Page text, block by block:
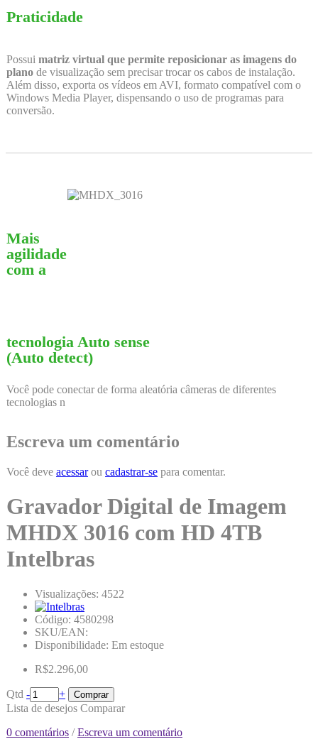
Praticidade
Possui matriz virtual que permite reposicionar as imagens do
plano de visualização sem precisar trocar os cabos de instalação.
Além disso, exporta os vídeos em AVI, formato compatível com o
Windows Media Player, dispensando o uso de programas para
conversão.
Mais
agilidade
com a
tecnologia Auto sense
(Auto detect)
Você pode conectar de forma aleatória câmeras de diferentes
tecnologias n
Escreva um comentário
Você deve acessarou cadastrar-se para comentar.
Gravador Digital de Imagem
MHDX 3016 com HD 4TB
Intelbras
Visualizações: 4522
Código: 4580298
SKU/EAN:
Disponibilidade: Em estoque
R$2.296,00
Qtd - + Comprar
Lista de desejos Comparar
0 comentários /Escreva um comentário